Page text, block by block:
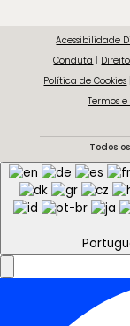
Acessibilidade
Conduta
Política de Cookies
Termos
Todos